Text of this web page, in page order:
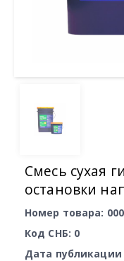
Смесь сухая
остановки
Номер товара:
Код СНБ: 0
Дата публикации